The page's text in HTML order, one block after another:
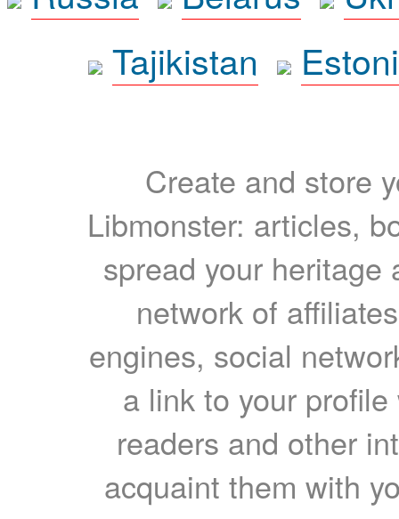
Tajikistan
Create and store
Libmonster: articles,
spread your heritage
network of
engines, social
a link to your
readers and other
acquaint them with